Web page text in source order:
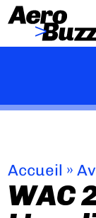
Accueil »
WAC